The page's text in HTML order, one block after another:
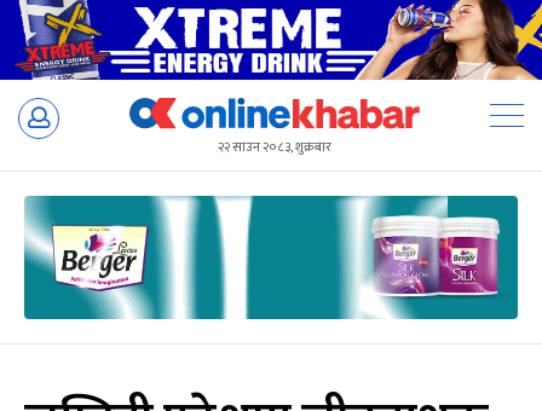
Skip
२२ साउन २०८३, शुक्रबार